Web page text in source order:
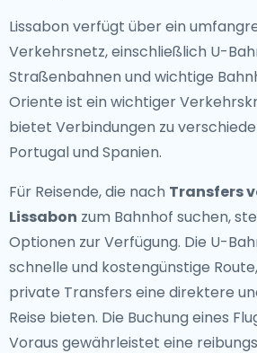
Lissabon verfügt über ein
Verkehrsnetz, einschließlich U-
Straßenbahnen und wichtige
Oriente ist ein wichtiger
bietet Verbindungen zu
Portugal und Spanien.
Für Reisende, die nach Transfers
Lissabon zum Bahnhof suchen,
Optionen zur Verfügung. Die U-
schnelle und kostengünstige
private Transfers eine direktere
Reise bieten. Die Buchung eines
Voraus gewährleistet eine